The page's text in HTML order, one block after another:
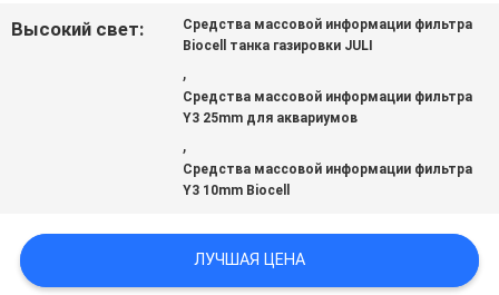
КАРТА
КОНФИДЕНЦИАЛЬНОСТИ
Высокий свет:
Средства массовой информации фильтра
Biocell танка газировки JULI
,
Средства массовой информации фильтра
Y3 25mm для аквариумов
,
Средства массовой информации фильтра
Y3 10mm Biocell
ЛУЧШАЯ ЦЕНА